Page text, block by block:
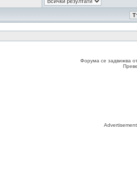
Форума се задвижва